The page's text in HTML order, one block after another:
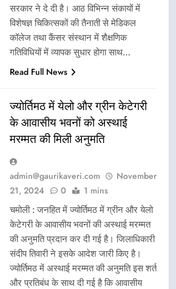
सरकार ने दे दी है। आठ विभिन्न संकायों में
विशेषज्ञ चिकित्सकों की तैनाती से मेडिकल
कॉलेज तथा कैंसर संस्थान में शैक्षणिक
गतिविधियों में व्यापक सुधार होगा साथ…
Read Full News
ज्योर्तिमठ में येलो और ग्रीन केटेगरी
के आवासीय भवनों को अस्थाई
मरम्मत की मिली अनुमति
admin@gaurikaveri.com
November
21, 2024
0 1 mins
चमोली : जनहित में ज्योर्तिमठ में ग्रीन और येलो
केटेगरी के आवासीय भवनों की अस्थाई मरम्मत
की अनुमति प्रदान कर दी गई है। जिलाधिकारी
संदीप तिवारी ने इसके आदेश जारी किए है।
ज्योर्तिमठ में अस्थाई मरम्मत की अनुमति इस शर्त
और प्रतिबंध के साथ दी गई है कि आवासीय